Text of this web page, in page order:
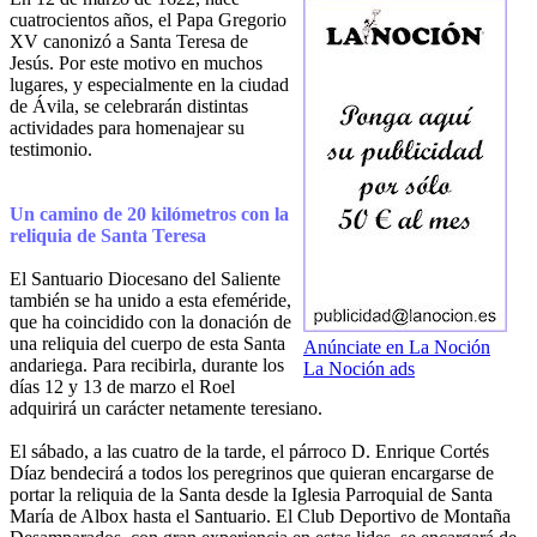
Anúnciate en La Noción
La Noción ads
cuatrocientos años, el Papa Gregorio
XV canonizó a Santa Teresa de
Jesús. Por este motivo en muchos
lugares, y especialmente en la ciudad
de Ávila, se celebrarán distintas
actividades para homenajear su
testimonio.
Un camino de 20 kilómetros con la
reliquia de Santa Teresa
El Santuario Diocesano del Saliente
también se ha unido a esta efeméride,
que ha coincidido con la donación de
una reliquia del cuerpo de esta Santa
andariega. Para recibirla, durante los
días 12 y 13 de marzo el Roel
adquirirá un carácter netamente teresiano.
El sábado, a las cuatro de la tarde, el párroco D. Enrique Cortés
Díaz bendecirá a todos los peregrinos que quieran encargarse de
portar la reliquia de la Santa desde la Iglesia Parroquial de Santa
María de Albox hasta el Santuario. El Club Deportivo de Montaña